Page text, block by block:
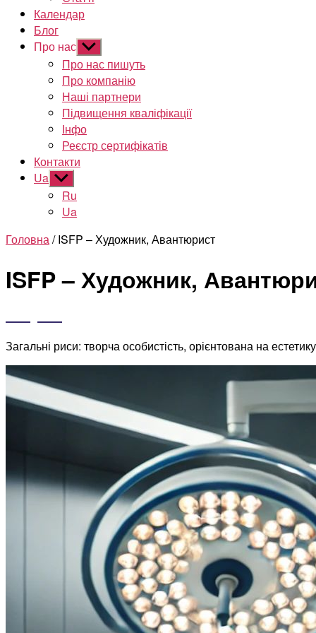
Календар
Блог
Про нас Показати
підменю
Про нас пишуть
Про компанію
Наші партнери
Підвищення кваліфікації
Інфо
Реєстр сертифікатів
Контакти
Ua Показати
підменю
Ru
Ua
Головна/ ISFP – Художник, Авантюрист
ISFP – Художник,
Загальні риси: творча особистість, орієнтована на